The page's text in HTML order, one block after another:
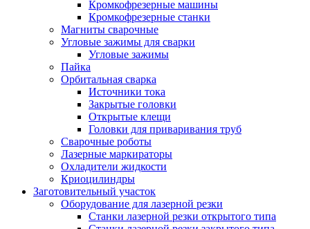
Кромкофрезерные машины
Кромкофрезерные станки
Магниты сварочные
Угловые зажимы для сварки
Угловые зажимы
Пайка
Орбитальная сварка
Источники тока
Закрытые головки
Открытые клещи
Головки для приваривания труб
Сварочные роботы
Лазерные маркираторы
Охладители жидкости
Криоцилиндры
Заготовительный участок
Оборудование для лазерной резки
Станки лазерной резки открытого типа